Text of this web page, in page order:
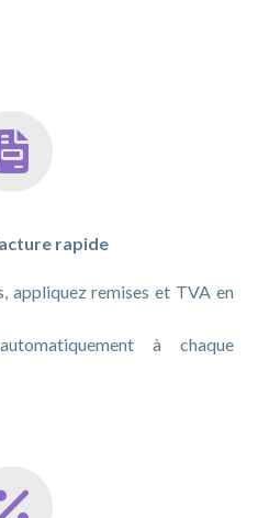
rapide
appliquez remises et TVA en
à chaque